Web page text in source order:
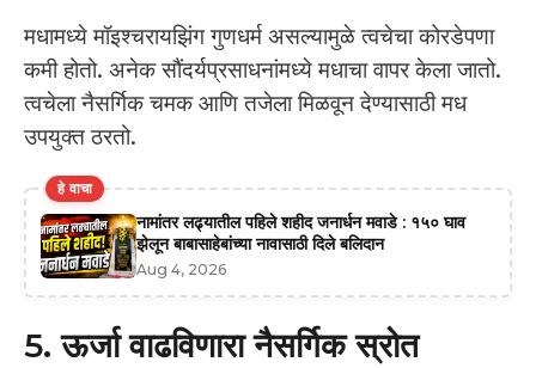
मधामध्ये मॉइश्चरायझिंग गुणधर्म असल्यामुळे त्वचेचा कोरडेपणा
कमी होतो. अनेक सौंदर्यप्रसाधनांमध्ये मधाचा वापर केला जातो.
त्वचेला नैसर्गिक चमक आणि तजेला मिळवून देण्यासाठी मध
उपयुक्त ठरतो.
हे वाचा
नामांतर लढ्यातील पहिले शहीद जनार्धन मवाडे : १५० घाव
झेलून बाबासाहेबांच्या नावासाठी दिले बलिदान
Aug 4, 2026
5. ऊर्जा वाढविणारा नैसर्गिक स्रोत